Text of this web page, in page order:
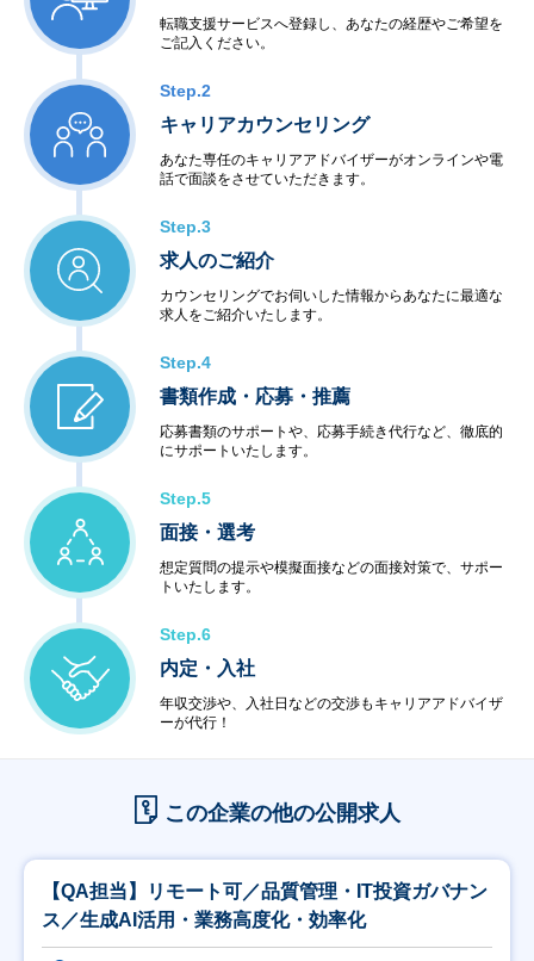
転職支援サービスへ登録し、あなたの経歴やご希望を
ご記入ください。
Step.2
キャリアカウンセリング
あなた専任のキャリアアドバイザーがオンラインや電
話で面談をさせていただきます。
Step.3
求人のご紹介
カウンセリングでお伺いした情報からあなたに最適な
求人をご紹介いたします。
Step.4
書類作成・応募・推薦
応募書類のサポートや、応募手続き代行など、徹底的
にサポートいたします。
Step.5
面接・選考
想定質問の提示や模擬面接などの面接対策で、サポー
トいたします。
Step.6
内定・入社
年収交渉や、入社日などの交渉もキャリアアドバイザ
ーが代行！
この企業の他の公開求人
【QA担当】リモート可／品質管理・IT投資ガバナン
ス／生成AI活用・業務高度化・効率化